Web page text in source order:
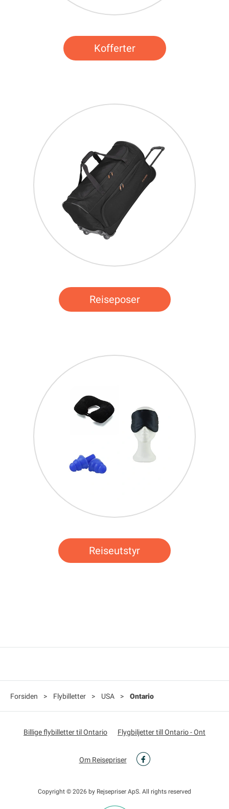
Kofferter
Reiseposer
Reiseutstyr
Forsiden > Flybilletter > USA > Ontario
Billige flybilletter til Ontario Flygbiljetter till Ontario - Ont
Om Reisepriser
Copyright © 2026 by Rejsepriser ApS. All rights reserved